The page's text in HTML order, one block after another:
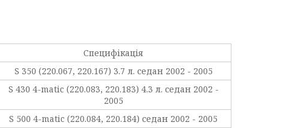
Специфікація
S 350 (220.067, 220.167) 3.7 л. седан 2002 - 2005
S 430 4-matic (220.083, 220.183) 4.3 л. седан 2002 -
2005
S 500 4-matic (220.084, 220.184) седан 2002 - 2005